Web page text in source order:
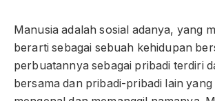
Manusia adalah sosial adanya, yang
berarti sebagai sebuah kehidupan
perbuatannya sebagai pribadi terdiri
bersama dan pribadi-pribadi lain